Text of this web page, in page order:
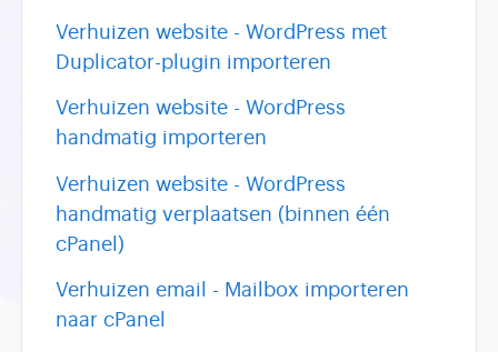
Verhuizen website - WordPress met
Duplicator-plugin importeren
Verhuizen website - WordPress
handmatig importeren
Verhuizen website - WordPress
handmatig verplaatsen (binnen één
cPanel)
Verhuizen email - Mailbox importeren
naar cPanel